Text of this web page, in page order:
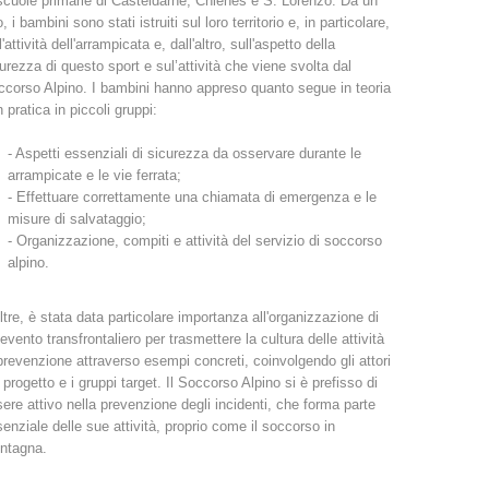
Rapporti annuali
Formazione
Prevenzione PEER
i bambini sono stati istruiti sul loro territorio e, in particolare,
dell'arrampicata e, dall'altro, sull'aspetto della
di questo sport e sul’attività che viene svolta dal
Alpino. I bambini hanno appreso quanto segue in teoria
pratica in piccoli gruppi:
- Aspetti essenziali di sicurezza da osservare durante le
arrampicate e le vie ferrata;
- Effettuare correttamente una chiamata di emergenza e le
misure di salvataggio;
- Organizzazione, compiti e attività del servizio di soccorso
alpino.
è stata data particolare importanza all'organizzazione di
transfrontaliero per trasmettere la cultura delle attività
attraverso esempi concreti, coinvolgendo gli attori
progetto e i gruppi target. Il Soccorso Alpino si è prefisso di
attivo nella prevenzione degli incidenti, che forma parte
delle sue attività, proprio come il soccorso in